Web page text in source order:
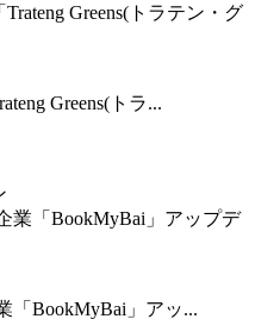
Greens(トラ...
「BookMyBai」アッ...